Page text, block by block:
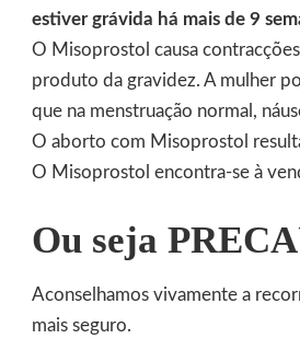
estiver grávida há mais de 9
O Misoprostol causa
produto da gravidez. A mulher
que na menstruação normal,
O aborto com Misoprostol
O Misoprostol encontra-se à
Ou seja
Aconselhamos vivamente a
mais seguro.